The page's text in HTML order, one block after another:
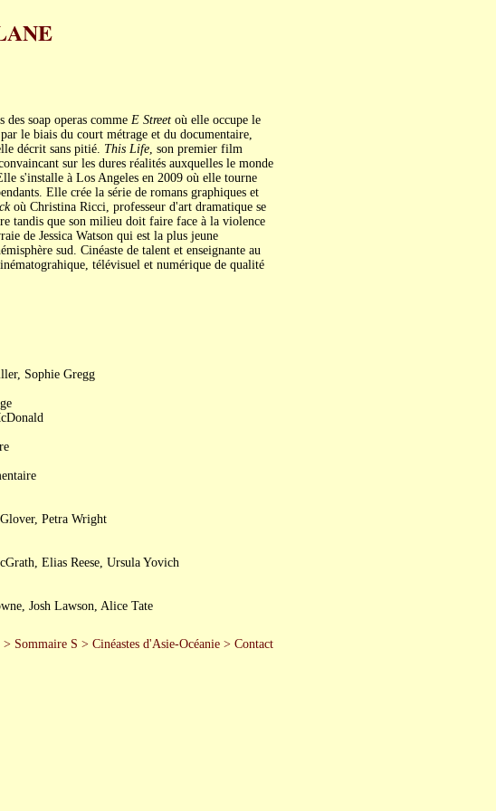
des soap operas comme E Streetoù elle occupe le
le biais du court métrage et du documentaire,
décrit sans pitié. This Life, son premier film
sur les dures réalités auxquelles le monde
s'installe à Los Angeles en 2009 où elle tourne
Elle crée la série de romans graphiques et
où Christina Ricci, professeur d'art dramatique se
tandis que son milieu doit faire face à la violence
de Jessica Watson qui est la plus jeune
sud. Cinéaste de talent et enseignante au
télévisuel et numérique de qualité
Sophie Gregg
Petra Wright
Elias Reese, Ursula Yovich
Josh Lawson, Alice Tate
> Sommaire S > Cinéastes d'Asie-Océanie> Contact